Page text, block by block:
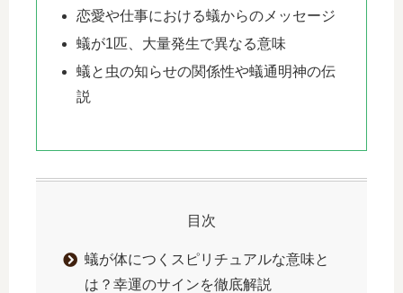
恋愛や仕事における蟻からのメッセージ
蟻が1匹、大量発生で異なる意味
蟻と虫の知らせの関係性や蟻通明神の伝
説
目次
蟻が体につくスピリチュアルな意味と
は？幸運のサインを徹底解説